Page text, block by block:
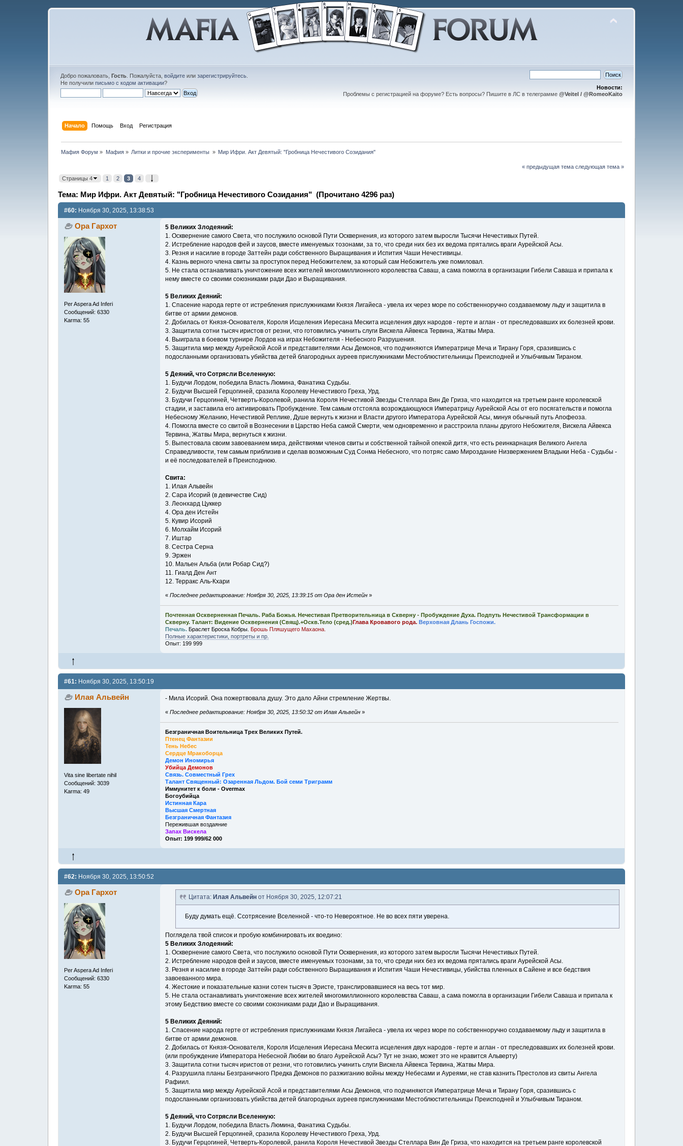
Добро пожаловать,Гость . Пожалуйста,войдите илизарегистрируйтесь
Не получилиписьмо с кодом активации?
Новости:
Проблемы с регистрацией на форуме? Есть вопросы? Пишите в ЛС в телеграмме @Veitel / @RomeoKaito
Начало Помощь Вход Регистрация
Мафия Форум » Мафия» Литки и прочие эксперименты » Мир Ифри. Акт Девятый: "Гробница Нечестивого Созидания"
« предыдущая тема следующая тема »
Страницы 4
1 2 3 4
Тема: Мир Ифри. Акт Девятый: "Гробница Нечестивого Созидания" (Прочитано 4296 раз)
#60: Ноября 30, 2025, 13:38:53
Ора Гархот
Per Aspera Ad Inferi
Сообщений: 6330
Karma: 55
5 Великих Злодеяний:
1. Осквернение самого Света, что послужило основой Пути Осквернения, из которого затем выросли Тысячи Нечестивых Путей.
2. Истребление народов фей и заусов, вместе именуемых тозонами, за то, что среди них без их ведома прятались враги Аурейской Асы.
3. Резня и насилие в городе Заттейн ради собственного Выращивания и Испития Чаши Нечестивицы.
4. Казнь верного члена свиты за проступок перед Небожителем, за который сам Небожитель уже помиловал.
5. Не стала останавливать уничтожение всех жителей многомиллионного королевства Саваш, а сама помогла в организации Гибели Саваша и припала к
нему вместе со своими союзниками ради Дао и Выращивания.
5 Великих Деяний:
1. Спасение народа герте от истребления прислужниками Князя Лигайеса - увела их через море по собственноручно создаваемому льду и защитила в
битве от армии демонов.
2. Добилась от Князя-Основателя, Короля Исцеления Иересана Мескита исцеления двух народов - герте и аглан - от преследовавших их болезней крови.
3. Защитила сотни тысяч иристов от резни, что готовились учинить слуги Вискела Айвекса Тервина, Жатвы Мира.
4. Выиграла в боевом турнире Лордов на играх Небожителя - Небесного Разрушения.
5. Защитила мир между Аурейской Асой и представителями Асы Демонов, что подчиняются Императрице Меча и Тирану Горя, сразившись с
подосланными организовать убийства детей благородных ауреев прислужниками Местоблюстительницы Преисподней и Улыбчивым Тираном.
5 Деяний, что Сотрясли Вселенную:
1. Будучи Лордом, победила Власть Люмина, Фанатика Судьбы.
2. Будучи Высшей Герцогиней, сразила Королеву Нечестивого Греха, Урд.
3. Будучи Герцогиней, Четверть-Королевой, ранила Короля Нечестивой Звезды Стеллара Вин Де Гриза, что находится на третьем ранге королевской
стадии, и заставила его активировать Пробуждение. Тем самым отстояла возрождающуюся Императрицу Аурейской Асы от его посягательств и помогла
Небесному Желанию, Нечестивой Реплике, Душе вернуть к жизни и Власти другого Императора Аурейской Асы, минуя обычный путь Апофеоза.
4. Помогла вместе со свитой в Вознесении в Царство Неба самой Смерти, чем одновременно и расстроила планы другого Небожителя, Вискела Айвекса
Тервина, Жатвы Мира, вернуться к жизни.
5. Выпестовала своим завоеванием мира, действиями членов свиты и собственной тайной опекой дитя, что есть реинкарнация Великого Ангела
Справедливости, тем самым приблизив и сделав возможным Суд Сонма Небесного, что потряс само Мироздание Низвержением Владыки Неба - Судьбы -
и её последователей в Преисподнюю.
Свита:
1. Илая Альвейн
2. Сара Исорий (в девичестве Сид)
3. Леонхард Цуккер
4. Ора ден Истейн
5. Кувир Исорий
6. Молхайм Исорий
7. Иштар
8. Сестра Серна
9. Эржен
10. Мальен Альба (или Робар Сид?)
11. Гиалд Ден Ант
12. Терракс Аль-Кхари
«Последнее редактирование: Ноября 30, 2025, 13:39:15 от Ора ден Истейн »
Почтенная Оскверненная Печаль. Раба Божья. Нечестивая Претворительница в Скверну - Пробуждение Духа. Подпуть Нечестивой Трансформации в
Скверну. Талант: Видение Осквернения (Свящ).+Оскв.Тело (сред.)Глава Кровавого рода.Верховная Длань Госпожи.
Печаль. Браслет Броска Кобры.Брошь Пляшущего Махаона.
Полные характеристики, портреты и пр.
Опыт: 199 999
#61: Ноября 30, 2025, 13:50:19
Илая Альвейн
Vita sine libertate nihil
Сообщений: 3039
Karma: 49
- Мила Исорий. Она пожертвовала душу. Это дало Айни стремление Жертвы.
«Последнее редактирование: Ноября 30, 2025, 13:50:32 от Илая Альвейн »
Безграничная Воительница Трех Великих Путей.
Птенец Фантазии
Тень Небес
Сердце Мракоборца
Демон Иномирья
Убийца Демонов
Связь. Совместный Грех
Талант Священный: Озаренная Льдом. Бой семи Триграмм
Иммунитет к боли - Overmax
Богоубийца
Истинная Кара
Высшая Смертная
Безграничная Фантазия
Пережившая воздаяние
Запах Вискела
Опыт: 199 999/62 000
#62: Ноября 30, 2025, 13:50:52
Ора Гархот
Per Aspera Ad Inferi
Сообщений: 6330
Karma: 55
Цитата: Илая Альвейн от Ноября 30, 2025, 12:07:21
Буду думать ещё. Ссотрясение Вселенной - что-то Невероятное. Не во всех пяти уверена.
Поглядела твой список и пробую комбинировать их воедино:
5 Великих Злодеяний:
1. Осквернение самого Света, что послужило основой Пути Осквернения, из которого затем выросли Тысячи Нечестивых Путей.
2. Истребление народов фей и заусов, вместе именуемых тозонами, за то, что среди них без их ведома прятались враги Аурейской Асы.
3. Резня и насилие в городе Заттейн ради собственного Выращивания и Испития Чаши Нечестивицы, убийства пленных в Сайене и все бедствия
завоеванного мира.
4. Жестокие и показательные казни сотен тысяч в Эристе, транслировавшиеся на весь тот мир.
5. Не стала останавливать уничтожение всех жителей многомиллионного королевства Саваш, а сама помогла в организации Гибели Саваша и припала к
этому Бедствию вместе со своими союзниками ради Дао и Выращивания.
5 Великих Деяний:
1. Спасение народа герте от истребления прислужниками Князя Лигайеса - увела их через море по собственноручно создаваемому льду и защитила в
битве от армии демонов.
2. Добилась от Князя-Основателя, Короля Исцеления Иересана Мескита исцеления двух народов - герте и аглан - от преследовавших их болезней крови.
(или пробуждение Императора Небесной Любви во благо Аурейской Асы? Тут не знаю, может это не нравится Альверту)
3. Защитила сотни тысяч иристов от резни, что готовились учинить слуги Вискела Айвекса Тервина, Жатвы Мира.
4. Разрушила планы Безграничного Предка Демонов по разжиганию войны между Небесами и Ауреями, не став казнить Престолов из свиты Ангела
Рафиил.
5. Защитила мир между Аурейской Асой и представителями Асы Демонов, что подчиняются Императрице Меча и Тирану Горя, сразившись с
подосланными организовать убийства детей благородных ауреев прислужниками Местоблюстительницы Преисподней и Улыбчивым Тираном.
5 Деяний, что Сотрясли Вселенную:
1. Будучи Лордом, победила Власть Люмина, Фанатика Судьбы.
2. Будучи Высшей Герцогиней, сразила Королеву Нечестивого Греха, Урд.
3. Будучи Герцогиней, Четверть-Королевой, ранила Короля Нечестивой Звезды Стеллара Вин Де Гриза, что находится на третьем ранге королевской